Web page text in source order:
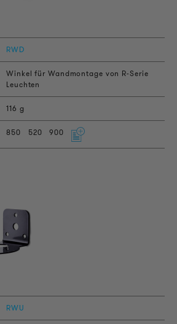
RWD
Winkel für Wandmontage von R-Serie
Leuchten
116 g
850 520 900
RWU